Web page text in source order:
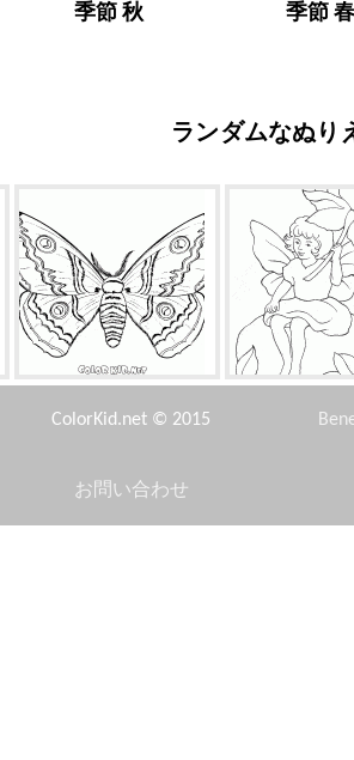
季節 秋 季節 春
ランダムなぬり
秋の蝶 花の下の
ColorKid.net © 2015
お問い合わせ